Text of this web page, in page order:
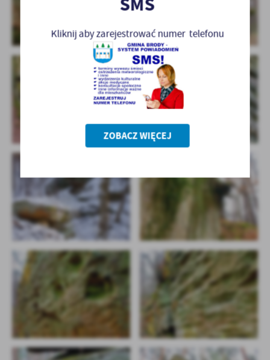
Kliknij aby zarejestrować numer telefonu
ZOBACZ WIĘCEJ